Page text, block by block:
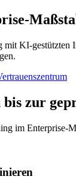
KI-gestützten
zur
im Enterprise-